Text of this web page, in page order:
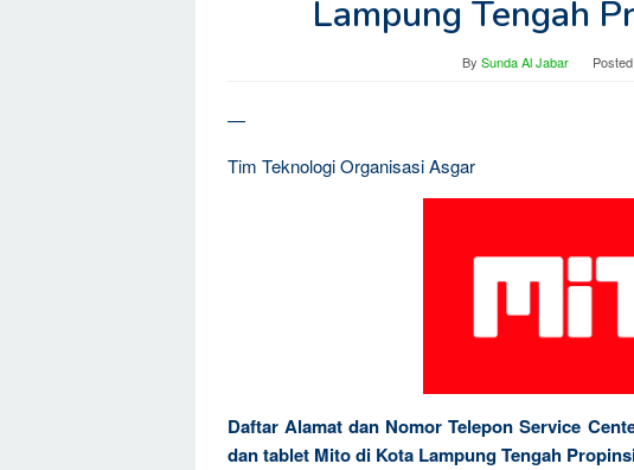
Lampung Tengah
By Sunda Al Jabar
—
Tim Teknologi Organisasi Asgar
Daftar Alamat dan Nomor Telepon Service
dan tablet Mito di Kota Lampung Tengah